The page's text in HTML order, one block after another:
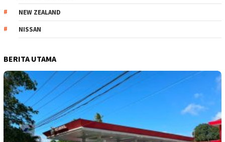
NEW ZEALAND
NISSAN
BERITA UTAMA